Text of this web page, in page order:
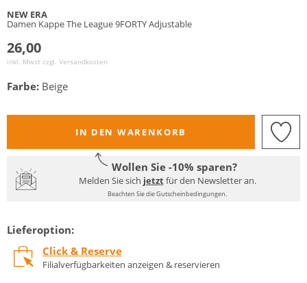
NEW ERA
Damen Kappe The League 9FORTY Adjustable
26,00
inkl. Mwst zzgl. Versandkosten
Farbe: Beige
IN DEN WARENKORB
Wollen Sie -10% sparen?
Melden Sie sich jetztfür den Newsletter an.
Beachten Sie die Gutscheinbedingungen.
Lieferoption:
Click & Reserve
Filialverfügbarkeiten anzeigen & reservieren